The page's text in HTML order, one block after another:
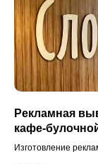
Рекламная
кафе-
Изготовление